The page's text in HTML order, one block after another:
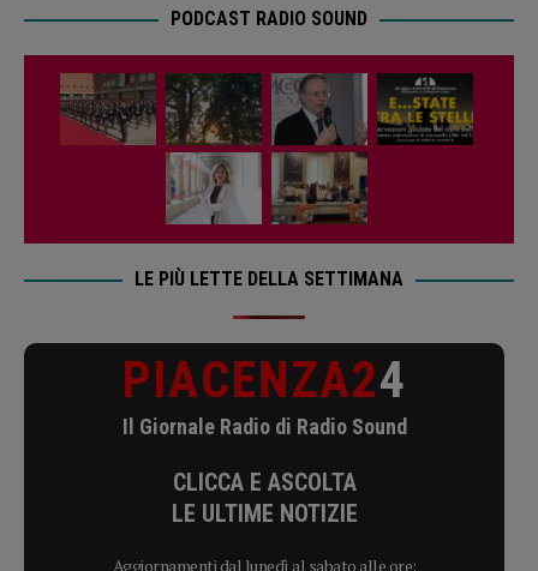
PODCAST RADIO SOUND
LE PIÙ LETTE DELLA SETTIMANA
PIACENZA24
Il Giornale Radio di Radio Sound
CLICCA E ASCOLTA
LE ULTIME NOTIZIE
Aggiornamenti dal lunedì al sabato alle ore: